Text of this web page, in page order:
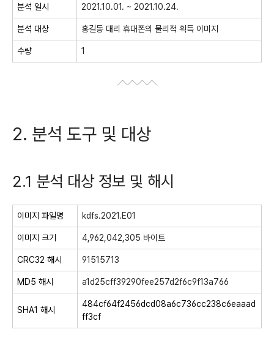
분석 일시 2021.10.01. ~ 2021.10.24.
분석 대상 홍길동 대리 휴대폰의 물리적 획득 이미지
수량 1
2. 분석 도구 및 대상
2.1 분석 대상 정보 및 해시
이미지 파일명 kdfs.2021.E01
이미지 크기 4,962,042,305 바이트
CRC32 해시 91515713
MD5 해시 a1d25cff39290fee257d2f6c9f13a766
SHA1 해시
484cf64f2456dcd08a6c736cc238c6eaaad
ff3cf